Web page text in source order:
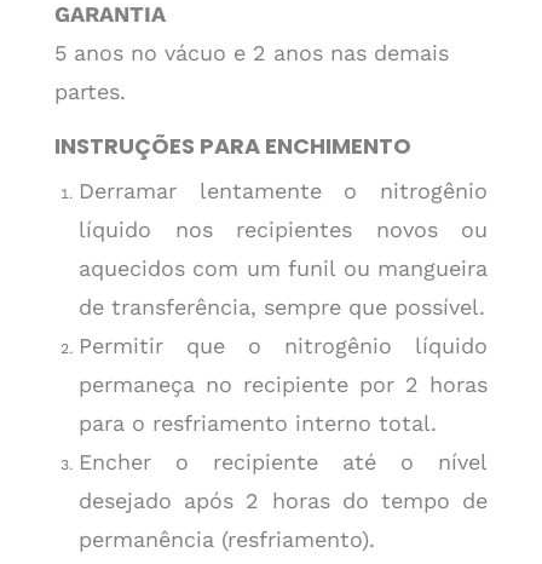
GARANTIA
5 anos no vácuo e 2 anos nas demais
partes.
INSTRUÇÕES PARA ENCHIMENTO
Derramar lentamente o nitrogênio
líquido nos recipientes novos ou
aquecidos com um funil ou mangueira
de transferência, sempre que possível.
Permitir que o nitrogênio líquido
permaneça no recipiente por 2 horas
para o resfriamento interno total.
Encher o recipiente até o nível
desejado após 2 horas do tempo de
permanência (resfriamento).